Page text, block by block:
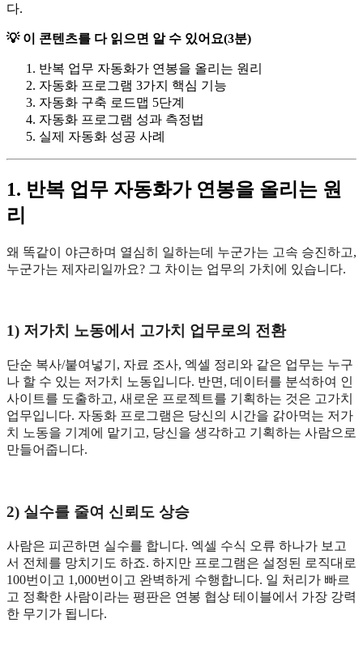
다.
💡 이 콘텐츠를 다 읽으면 알 수 있어요(3분)
반복 업무 자동화가 연봉을 올리는 원리
자동화 프로그램 3가지 핵심 기능
자동화 구축 로드맵 5단계
자동화 프로그램 성과 측정법
실제 자동화 성공 사례
1. 반복 업무 자동화가 연봉을 올리는 원
리
왜 똑같이 야근하며 열심히 일하는데 누군가는 고속 승진하고,
누군가는 제자리일까요? 그 차이는 업무의 가치에 있습니다.
1) 저가치 노동에서 고가치 업무로의 전환
단순 복사/붙여넣기, 자료 조사, 엑셀 정리와 같은 업무는 누구
나 할 수 있는 저가치 노동입니다. 반면, 데이터를 분석하여 인
사이트를 도출하고, 새로운 프로젝트를 기획하는 것은 고가치
업무입니다. 자동화 프로그램은 당신의 시간을 갉아먹는 저가
치 노동을 기계에 맡기고, 당신을 생각하고 기획하는 사람으로
만들어줍니다.
2) 실수를 줄여 신뢰도 상승
사람은 피곤하면 실수를 합니다. 엑셀 수식 오류 하나가 보고
서 전체를 망치기도 하죠. 하지만 프로그램은 설정된 로직대로
100번이고 1,000번이고 완벽하게 수행합니다. 일 처리가 빠르
고 정확한 사람이라는 평판은 연봉 협상 테이블에서 가장 강력
한 무기가 됩니다.